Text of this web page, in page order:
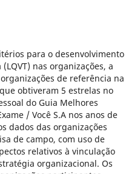
para o desenvolvimento
nas organizações, a
de referência na
obtiveram 5 estrelas no
do Guia Melhores
/ Você S.A nos anos de
dados das organizações
de campo, com uso de
relativos à vinculação
organizacional. Os